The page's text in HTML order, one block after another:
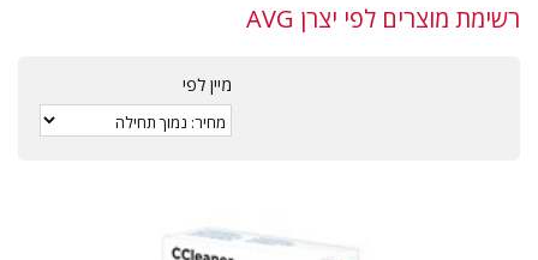
רשימת מוצרים לפי יצרן AVG
מיין לפי